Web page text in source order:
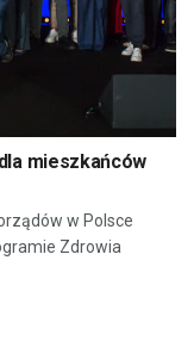
mieszkańców
w Polsce
Zdrowia